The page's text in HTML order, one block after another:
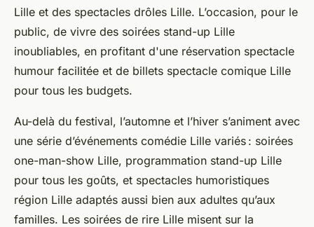
Lille et des spectacles drôles Lille. L’occasion, pour le
public, de vivre des soirées stand-up Lille
inoubliables, en profitant d'une réservation spectacle
humour facilitée et de billets spectacle comique Lille
pour tous les budgets.
Au-delà du festival, l’automne et l’hiver s’animent avec
une série d’événements comédie Lille variés : soirées
one-man-show Lille, programmation stand-up Lille
pour tous les goûts, et spectacles humoristiques
région Lille adaptés aussi bien aux adultes qu’aux
familles. Les soirées de rire Lille misent sur la